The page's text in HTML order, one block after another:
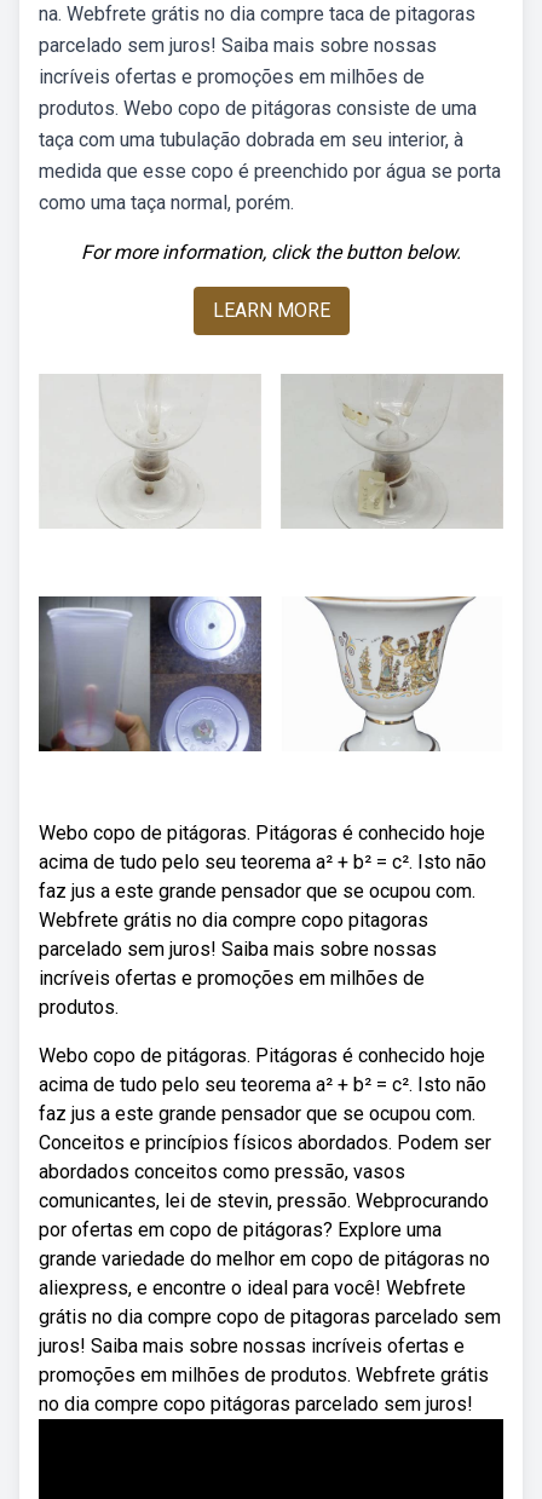
na. Webfrete grátis no dia compre taca de pitagoras
parcelado sem juros! Saiba mais sobre nossas
incríveis ofertas e promoções em milhões de
produtos. Webo copo de pitágoras consiste de uma
taça com uma tubulação dobrada em seu interior, à
medida que esse copo é preenchido por água se porta
como uma taça normal, porém.
For more information, click the button below.
LEARN MORE
Webo copo de pitágoras. Pitágoras é conhecido hoje
acima de tudo pelo seu teorema a² + b² = c². Isto não
faz jus a este grande pensador que se ocupou com.
Webfrete grátis no dia compre copo pitagoras
parcelado sem juros! Saiba mais sobre nossas
incríveis ofertas e promoções em milhões de
produtos.
Webo copo de pitágoras. Pitágoras é conhecido hoje
acima de tudo pelo seu teorema a² + b² = c². Isto não
faz jus a este grande pensador que se ocupou com.
Conceitos e princípios físicos abordados. Podem ser
abordados conceitos como pressão, vasos
comunicantes, lei de stevin, pressão. Webprocurando
por ofertas em copo de pitágoras? Explore uma
grande variedade do melhor em copo de pitágoras no
aliexpress, e encontre o ideal para você! Webfrete
grátis no dia compre copo de pitagoras parcelado sem
juros! Saiba mais sobre nossas incríveis ofertas e
promoções em milhões de produtos. Webfrete grátis
no dia compre copo pitágoras parcelado sem juros!